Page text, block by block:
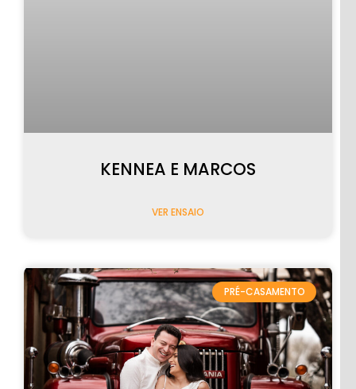
KENNEA E MARCOS
VER ENSAIO
PRÉ-CASAMENTO